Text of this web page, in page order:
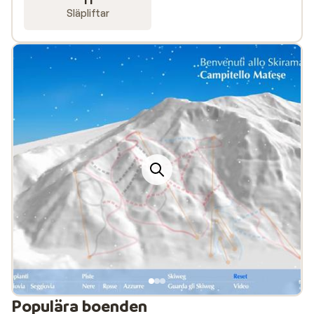
Även utan skidor är detta skidområde ett fantastiskt
platån i Cantianaccio. De små kan åka pulka till hjärtats
belåtenhet, prova på skidåkning och bo på "Kinderland"
i Canazei. "Kinderland" är en park för barn från 4 år och
uppåt där de kan leka spel och få sin första
introduktion till snön. Det finns också en lekplats i
Ciampac ovanför Alba, där skidlärare och handledare
erbjuder underhållning. För ungdomarna finns
snöparken i Pozza di Fassa. Området erbjuder ännu fler
sportmöjligheter som paragliding, isklättring,
snowtubing och pulkaåkning. Du kan enkelt besöka de
olika byarna med skidbuss för cirka 10 euro per person
och vecka. Kort sagt: det finns mycket att göra i Val di
Fassa, och det är ett lämpligt område för alla!
Ny modern linbana i Val di Fassa
Släpliftar
Populära boenden